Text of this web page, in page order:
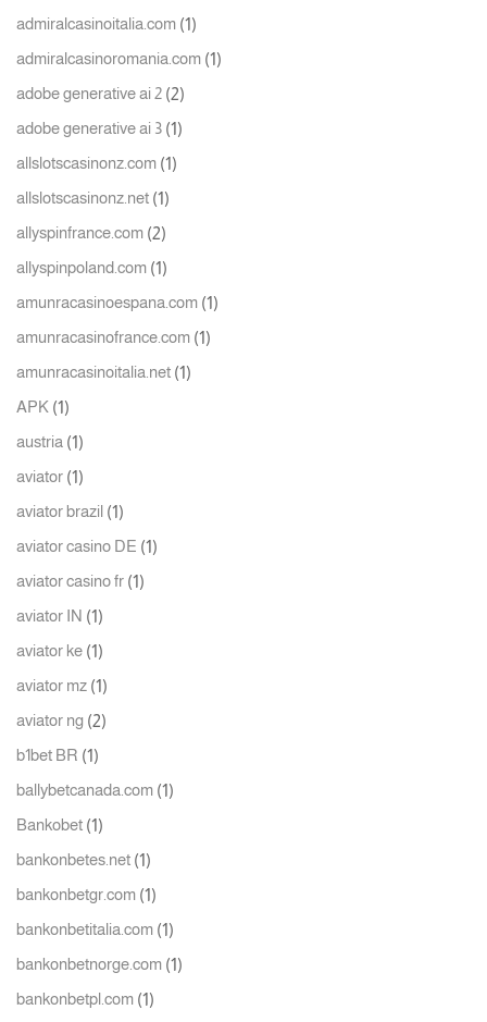
admiralcasinoitalia.com (1)
admiralcasinoromania.com (1)
adobe generative ai 2 (2)
adobe generative ai 3 (1)
allslotscasinonz.com (1)
allslotscasinonz.net (1)
allyspinfrance.com (2)
allyspinpoland.com (1)
amunracasinoespana.com (1)
amunracasinofrance.com (1)
amunracasinoitalia.net (1)
APK (1)
austria (1)
aviator (1)
aviator brazil (1)
aviator casino DE (1)
aviator casino fr (1)
aviator IN (1)
aviator ke (1)
aviator mz (1)
aviator ng (2)
b1bet BR (1)
ballybetcanada.com (1)
Bankobet (1)
bankonbetes.net (1)
bankonbetgr.com (1)
bankonbetitalia.com (1)
bankonbetnorge.com (1)
bankonbetpl.com (1)